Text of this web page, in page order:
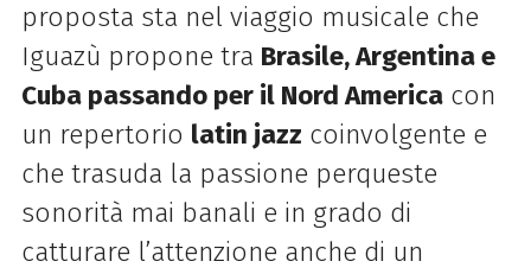
proposta sta nel viaggio musicale che
Iguazù propone tra Brasile, Argentina e
Cuba passando per il Nord Americacon
un repertorio latin jazz coinvolgente e
che trasuda la passione perqueste
sonorità mai banali e in grado di
catturare l’attenzione anche di un